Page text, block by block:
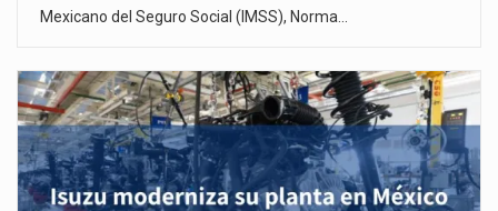
Mexicano del Seguro Social (IMSS), Norma…